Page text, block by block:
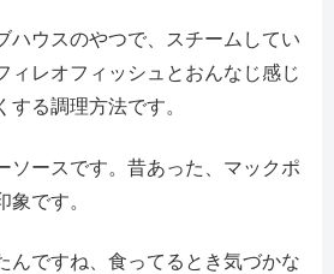
ハウスのやつで、スチームしてい
ィレオフィッシュとおんなじ感じ
する調理方法です。
ソースです。昔あった、マックポ
象です。
んですね、食ってるとき気づかな